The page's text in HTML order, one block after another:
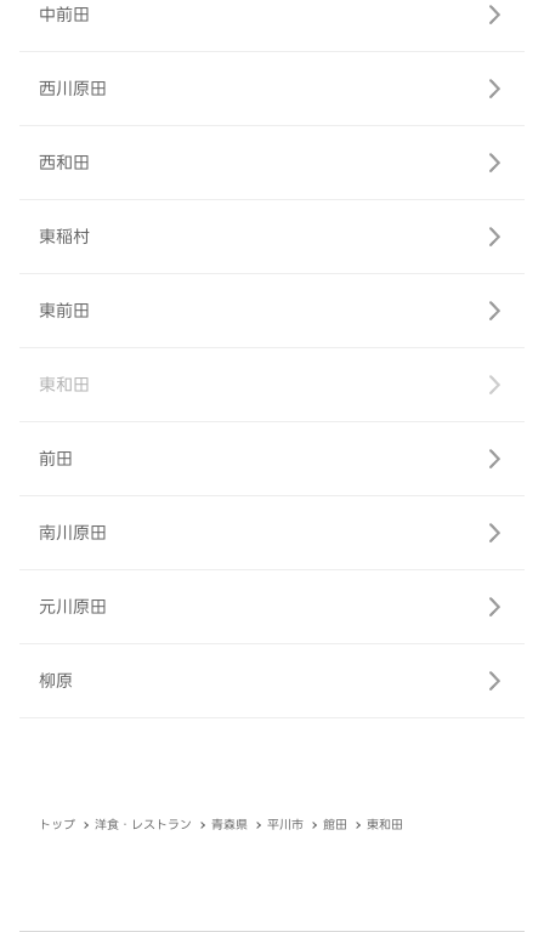
中前田
西川原田
西和田
東稲村
東前田
東和田
前田
南川原田
元川原田
柳原
トップ 洋食・レストラン 青森県 平川市 館田 東和田